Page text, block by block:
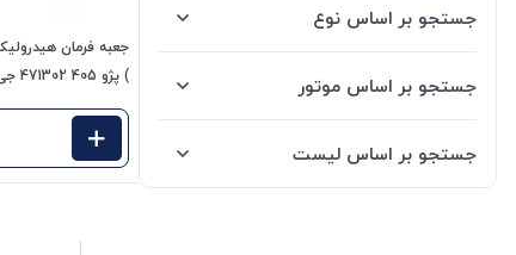
جستجو بر اساس نوع
جستجو بر اساس موتور
جستجو بر اساس لیست
) پژو 405 471302 جی ای اس پی